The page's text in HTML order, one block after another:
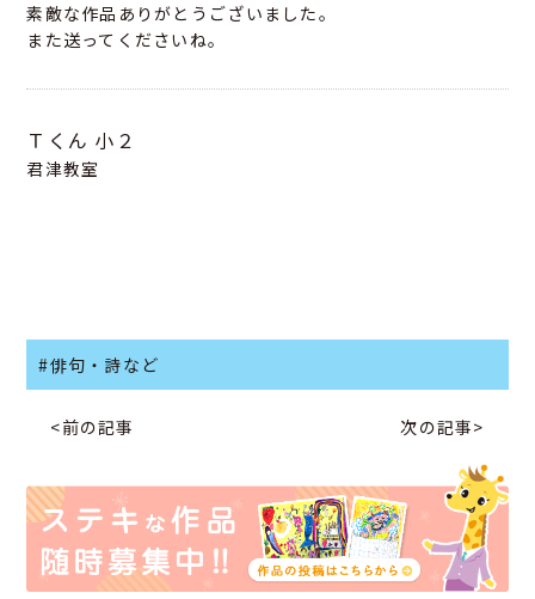
素敵な作品ありがとうございました。
また送ってくださいね。
Ｔくん 小２
君津教室
#俳句・詩など
<前の記事 次の記事>